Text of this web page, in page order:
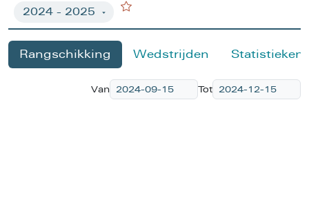
Rangschikking Wedstrijden Statistieken
Van Tot